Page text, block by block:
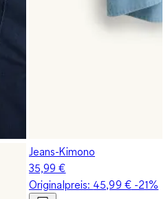
Jeans-Kimono
35,99 €
Originalpreis: 45,99 €-21%